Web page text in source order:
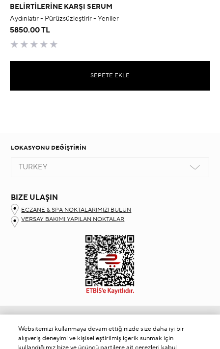
BELIRTILERINE KARŞI SERUM
Aydınlatır - Pürüzsüzleştirir - Yeniler
5850.00 TL
SEPETE EKLE
LOKASYONU DEĞİŞTİRİN
TURKEY
BIZE ULAŞIN
ECZANE & SPA NOKTALARIMIZI BULUN
VERSAY BAKIMI YAPILAN NOKTALAR
Bizimle İletişime Geçin
KVKK Aydınlatma Metni
Websitemizi kullanmaya devam ettiğinizde size daha iyi bir
alışveriş deneyimi ve kişiselleştirilmiş içerik sunmak için